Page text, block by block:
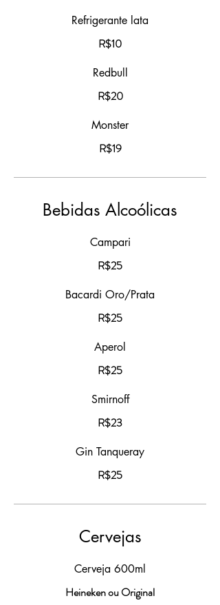
Refrigerante lata
R$10
Redbull
R$20
Monster
R$19
Bebidas Alcoólicas
Campari
R$25
Bacardi Oro/Prata
R$25
Aperol
R$25
Smirnoff
R$23
Gin Tanqueray
R$25
Cervejas
Cerveja 600ml
Heineken ou Original